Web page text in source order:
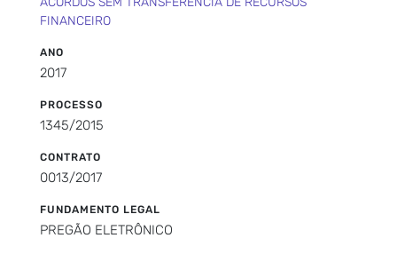
FINANCEIRO
ANO
2017
PROCESSO
1345/2015
CONTRATO
0013/2017
FUNDAMENTO LEGAL
PREGÃO ELETRÔNICO